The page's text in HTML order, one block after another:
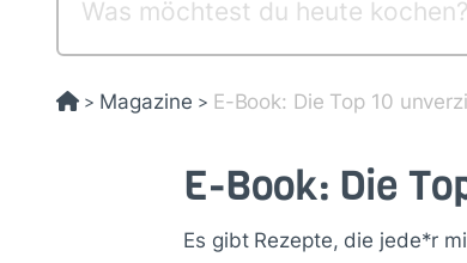
> Magazine > E-Book: Die Top 10
E-Book: Die
Es gibt Rezepte, die jede*r